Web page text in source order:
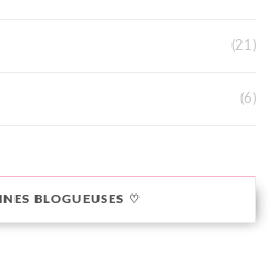
(21)
(6)
BLOGUEUSES ♡